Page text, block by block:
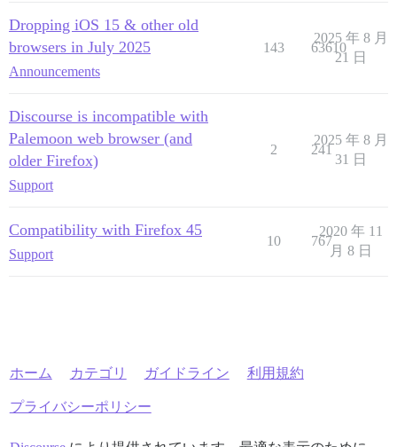
Dropping iOS 15 & other old
browsers in July 2025
Announcements
143 63610
2025 年 8 月
21 日
Discourse is incompatible with
Palemoon web browser (and
older Firefox)
Support
2 241
2025 年 8 月
31 日
Compatibility with Firefox 45
Support
10 767
2020 年 11
月 8 日
ホーム カテゴリ ガイドライン 利用規約
プライバシーポリシー